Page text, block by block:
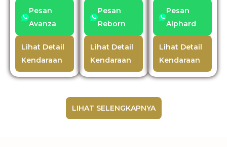
Pesan
Avanza
Lihat Detail
Kendaraan
Pesan
Reborn
Lihat Detail
Kendaraan
Pesan
Alphard
Lihat Detail
Kendaraan
LIHAT SELENGKAPNYA